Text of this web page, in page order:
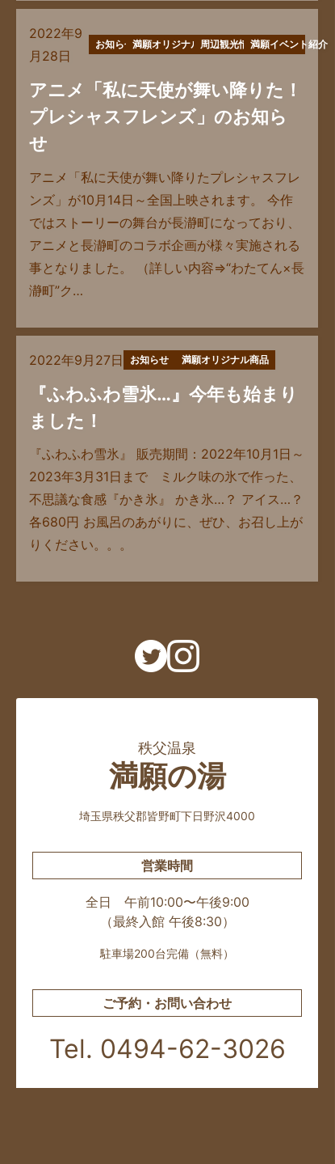
2022年9
月28日
お知らせ満願オリジナル商品周辺観光情報満願イベント紹介
アニメ「私に天使が舞い降りた！
プレシャスフレンズ」のお知ら
せ
アニメ「私に天使が舞い降りたプレシャスフレ
ンズ」が10月14日～全国上映されます。 今作
ではストーリーの舞台が長瀞町になっており、
アニメと長瀞町のコラボ企画が様々実施される
事となりました。 （詳しい内容⇒“わたてん×長
瀞町”ク…
2022年9月27日 お知らせ 満願オリジナル商品
『ふわふわ雪氷…』今年も始まり
ました！
『ふわふわ雪氷』 販売期間：2022年10月1日～
2023年3月31日まで ミルク味の氷で作った、
不思議な食感『かき氷』 かき氷…？ アイス…？
各680円 お風呂のあがりに、ぜひ、お召し上が
りください。。。
秩父温泉
満願の湯
埼玉県秩父郡皆野町下日野沢4000
営業時間
全日 午前10:00〜午後9:00
（最終入館 午後8:30）
駐車場200台完備（無料）
ご予約・お問い合わせ
Tel. 0494-62-3026